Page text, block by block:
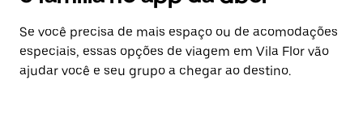
Se você precisa de mais espaço ou de acomodações
especiais, essas opções de viagem em Vila Flor vão
ajudar você e seu grupo a chegar ao destino.